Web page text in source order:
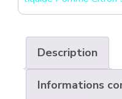
Description
Informations